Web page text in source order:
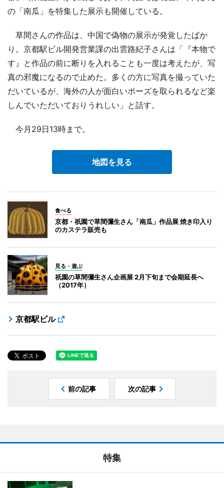
の「南瓜」を特集した展示も開催している。
草間さんの作品は、中国で偽物の展示が発覚したばか
り。京都駅ビル開発営業課の出雲路紀子さんは「『本物で
す』と作品の前に断りを入れることも一度は考えたが、写
真の邪魔になるので止めた。多くの方に写真を撮っていた
だいているが、海外の人が面白いポーズを取られるなど楽
しんでいただいておりうれしい」と話す。
今月29日13時まで。
地図を見る
食べる
京都・祇園で草間彌生さん「南瓜」作品展 焼き印入り
のカステラ販売も
見る・遊ぶ
祇園の草間彌生さん企画展 2月下旬まで会期延長へ
（2017年）
京都駅ビル
前の記事 次の記事
特集